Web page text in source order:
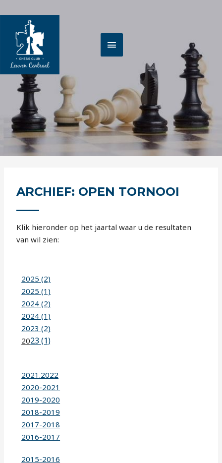
naar
inhoud
ARCHIEF: OPEN TORNOOI
Klik hieronder op het jaartal waar u de resultaten
van wil zien:
2025 (2)
2025 (1)
2024 (2)
2024 (1)
2023 (2)
2023 (1)
2021.2022
2020-2021
2019-2020
2018-2019
2017-2018
2016-2017
2015-2016